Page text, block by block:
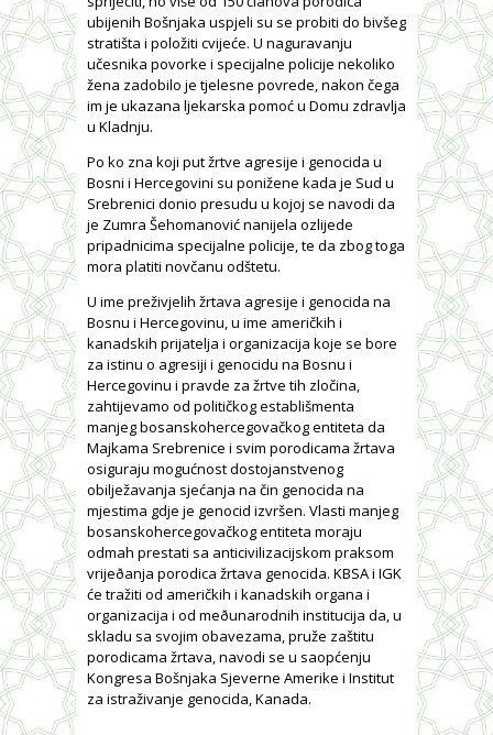
ubijenih Bošnjaka uspjeli su se probiti do bivšeg
stratišta i položiti cvijeće. U naguravanju
učesnika povorke i specijalne policije nekoliko
žena zadobilo je tjelesne povrede, nakon čega
im je ukazana ljekarska pomoć u Domu zdravlja
u Kladnju.
Po ko zna koji put žrtve agresije i genocida u
Bosni i Hercegovini su ponižene kada je Sud u
Srebrenici donio presudu u kojoj se navodi da
je Zumra Šehomanović nanijela ozlijede
pripadnicima specijalne policije, te da zbog toga
mora platiti novčanu odštetu.
U ime preživjelih žrtava agresije i genocida na
Bosnu i Hercegovinu, u ime američkih i
kanadskih prijatelja i organizacija koje se bore
za istinu o agresiji i genocidu na Bosnu i
Hercegovinu i pravde za žrtve tih zločina,
zahtijevamo od političkog establišmenta
manjeg bosanskohercegovačkog entiteta da
Majkama Srebrenice i svim porodicama žrtava
osiguraju mogućnost dostojanstvenog
obilježavanja sjećanja na čin genocida na
mjestima gdje je genocid izvršen. Vlasti manjeg
bosanskohercegovačkog entiteta moraju
odmah prestati sa anticivilizacijskom praksom
vrijeðanja porodica žrtava genocida. KBSA i IGK
će tražiti od američkih i kanadskih organa i
organizacija i od meðunarodnih institucija da, u
skladu sa svojim obavezama, pruže zaštitu
porodicama žrtava, navodi se u saopćenju
Kongresa Bošnjaka Sjeverne Amerike i Institut
za istraživanje genocida, Kanada.